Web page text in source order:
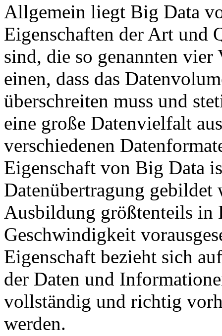
Allgemein liegt Big Data
Eigenschaften der Art und
sind, die so genannten
einen, dass das
überschreiten muss und
eine große Datenvielfalt
verschiedenen
Eigenschaft von Big Data
Datenübertragung
Ausbildung größtenteils in
Geschwindigkeit
Eigenschaft bezieht sich
der Daten und
vollständig und richtig
werden.